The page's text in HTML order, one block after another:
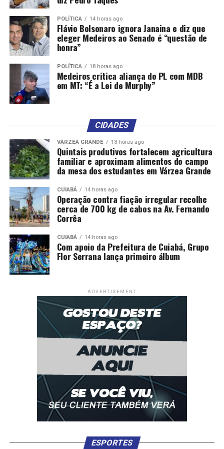
POLÍTICA 14 horas ago
Flávio Bolsonaro ignora Janaina e diz que
eleger Medeiros ao Senado é “questão de
honra”
POLÍTICA 18 horas ago
Medeiros critica aliança do PL com MDB
em MT: “É a Lei de Murphy”
CIDADES
VÁRZEA GRANDE 13 horas ago
Quintais produtivos fortalecem agricultura
familiar e aproximam alimentos do campo
da mesa dos estudantes em Várzea Grande
CUIABÁ 14 horas ago
Operação contra fiação irregular recolhe
cerca de 700 kg de cabos na Av. Fernando
Corrêa
CUIABÁ 14 horas ago
Com apoio da Prefeitura de Cuiabá, Grupo
Flor Serrana lança primeiro álbum
ADVERTISEMENT
ESPORTES